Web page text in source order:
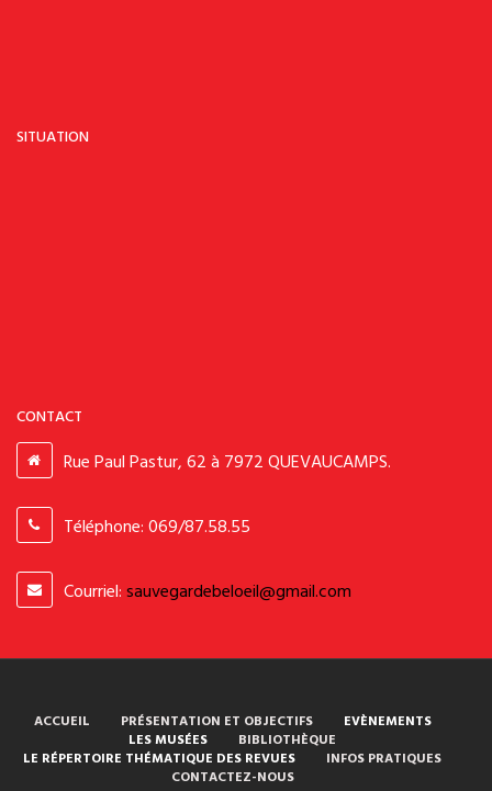
SITUATION
CONTACT
Rue Paul Pastur, 62 à 7972 QUEVAUCAMPS.
Téléphone: 069/87.58.55
Courriel:sauvegardebeloeil@gmail.com
ACCUEIL PRÉSENTATION ET OBJECTIFS
EVÈNEMENTS
LES MUSÉES
BIBLIOTHÈQUE
LE RÉPERTOIRE THÉMATIQUE DES REVUES
INFOS PRATIQUES
CONTACTEZ-NOUS